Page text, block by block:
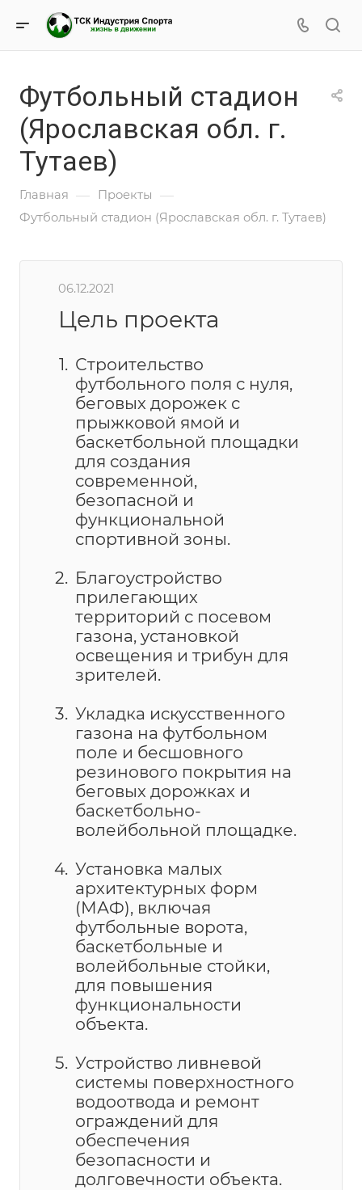
Футбольный стадион
(Ярославская обл. г.
Тутаев)
Главная — Проекты —
Футбольный стадион (Ярославская обл. г. Тутаев)
06.12.2021
Цель проекта
Строительство
футбольного поля с нуля,
беговых дорожек с
прыжковой ямой и
баскетбольной площадки
для создания
современной,
безопасной и
функциональной
спортивной зоны.
Благоустройство
прилегающих
территорий с посевом
газона, установкой
освещения и трибун для
зрителей.
Укладка искусственного
газона на футбольном
поле и бесшовного
резинового покрытия на
беговых дорожках и
баскетбольно-
волейбольной площадке.
Установка малых
архитектурных форм
(МАФ), включая
футбольные ворота,
баскетбольные и
волейбольные стойки,
для повышения
функциональности
объекта.
Устройство ливневой
системы поверхностного
водоотвода и ремонт
ограждений для
обеспечения
безопасности и
долговечности объекта.